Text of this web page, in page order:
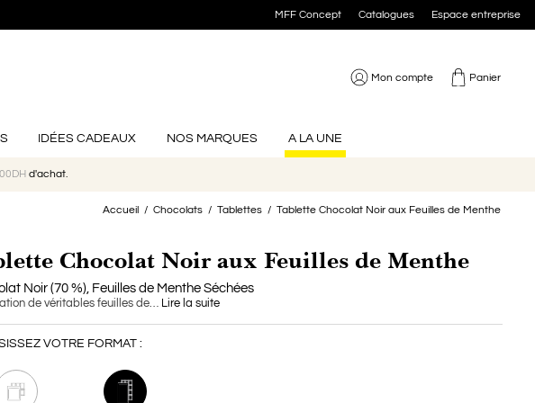
MFF Concept Catalogues Espace entreprise
Mon compte Panier
Jardin Verdoyant
Chocolat Noir
Japanese Teacup
IDÉES CADEAUX NOS MARQUES A LA UNE
d'achat.
Accueil Chocolats Tablettes Tablette Chocolat Noir aux Feuilles de Menthe
Chocolat Noir aux Feuilles de Menthe
Noir (70 %), Feuilles de Menthe Séchées
de véritables feuilles de… Lire la suite
VOTRE FORMAT :